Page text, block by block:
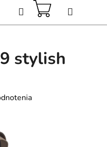
Hľadať
KOŠÍK
stylish